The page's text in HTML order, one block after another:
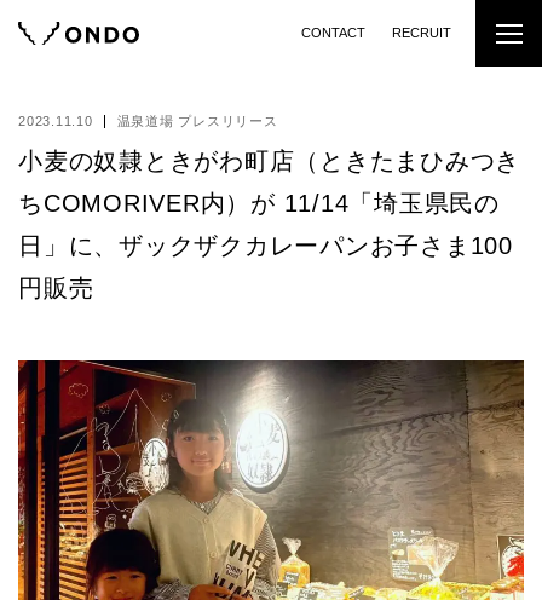
CONTACT RECRUIT
2023.11.10 温泉道場 プレスリリース
小麦の奴隷ときがわ町店（ときたまひみつき
ちCOMORIVER内）が 11/14「埼玉県民の
日」に、ザックザクカレーパンお子さま100
円販売